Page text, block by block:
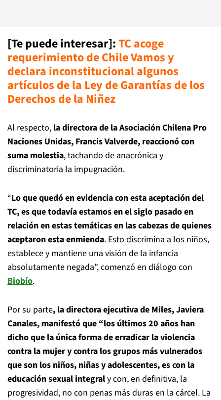
[Te puede interesar]:TC acoge
requerimiento de Chile Vamos y
declara inconstitucional algunos
artículos de la Ley de Garantías de los
Derechos de la Niñez
Al respecto, la directora de la Asociación Chilena Pro
Naciones Unidas, Francis Valverde, reaccionó con
suma molestia, tachando de anacrónica y
discriminatoria la impugnación.
“Lo que quedó en evidencia con esta aceptación del
TC, es que todavía estamos en el siglo pasado en
relación en estas temáticas en las cabezas de quienes
aceptaron esta enmienda. Esto discrimina a los niños,
establece y mantiene una visión de la infancia
absolutamente negada”, comenzó en diálogo con
Biobío.
Por su parte, la directora ejecutiva de Miles, Javiera
Canales, manifestó que “los últimos 20 años han
dicho que la única forma de erradicar la violencia
contra la mujer y contra los grupos más vulnerados
que son los niños, niñas y adolescentes, es con la
educación sexual integraly con, en definitiva, la
progresividad, no con penas más duras en la cárcel. La